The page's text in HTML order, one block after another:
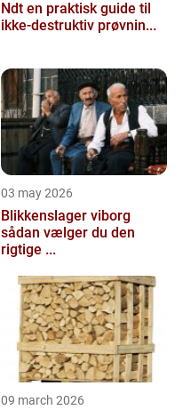
Ndt en praktisk guide til
ikke-destruktiv prøvnin...
03 may 2026
Blikkenslager viborg
sådan vælger du den
rigtige ...
09 march 2026